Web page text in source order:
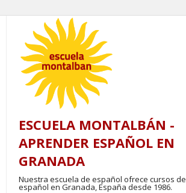
content
ESCUELA MONTALBÁN -
APRENDER ESPAÑOL EN
GRANADA
Nuestra escuela de español ofrece cursos de
español en Granada, España desde 1986.